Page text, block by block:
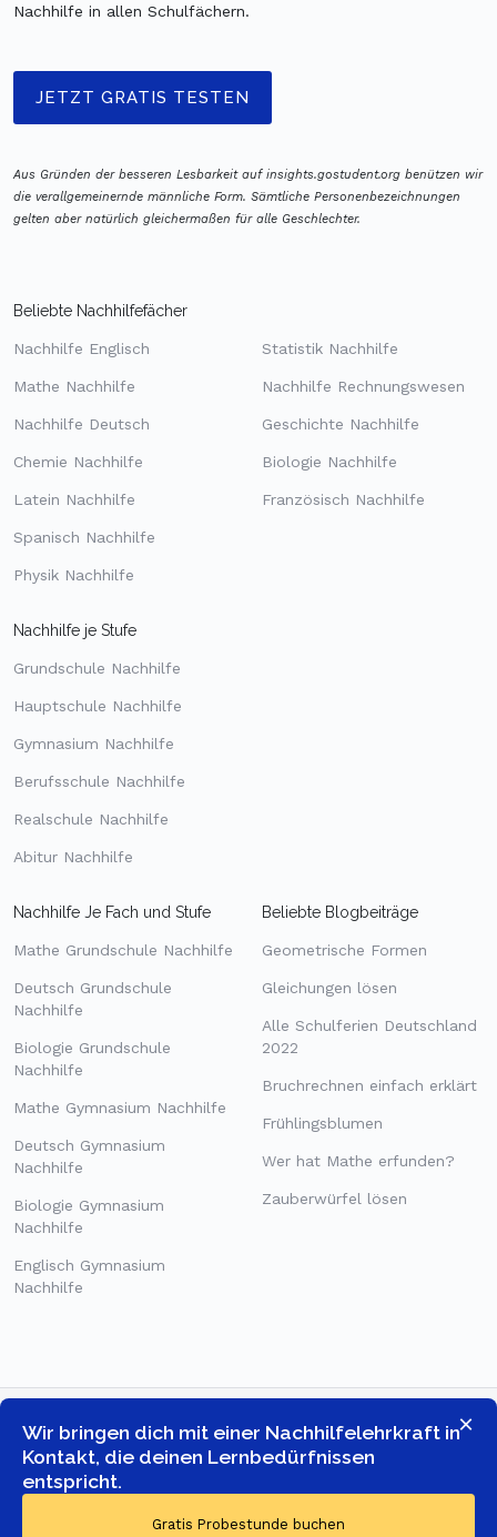
×
Wir bringen dich mit einer Nachhilfelehrkraft in
Kontakt, die deinen Lernbedürfnissen
entspricht.
Gratis Probestunde buchen
Nachhilfe in allen Schulfächern.
JETZT GRATIS TESTEN
Aus Gründen der besseren Lesbarkeit auf insights.gostudent.org benützen wir
die verallgemeinernde männliche Form. Sämtliche Personenbezeichnungen
gelten aber natürlich gleichermaßen für alle Geschlechter.
Beliebte Nachhilfefächer
Nachhilfe Englisch
Mathe Nachhilfe
Nachhilfe Deutsch
Chemie Nachhilfe
Latein Nachhilfe
Spanisch Nachhilfe
Physik Nachhilfe
Statistik Nachhilfe
Nachhilfe Rechnungswesen
Geschichte Nachhilfe
Biologie Nachhilfe
Französisch Nachhilfe
Nachhilfe je Stufe
Grundschule Nachhilfe
Hauptschule Nachhilfe
Gymnasium Nachhilfe
Berufsschule Nachhilfe
Realschule Nachhilfe
Abitur Nachhilfe
Nachhilfe Je Fach und Stufe
Mathe Grundschule Nachhilfe
Deutsch Grundschule
Nachhilfe
Biologie Grundschule
Nachhilfe
Mathe Gymnasium Nachhilfe
Deutsch Gymnasium
Nachhilfe
Biologie Gymnasium
Nachhilfe
Englisch Gymnasium
Nachhilfe
Beliebte Blogbeiträge
Geometrische Formen
Gleichungen lösen
Alle Schulferien Deutschland
2022
Bruchrechnen einfach erklärt
Frühlingsblumen
Wer hat Mathe erfunden?
Zauberwürfel lösen
ALLE RECHTE VORBEHALTEN.